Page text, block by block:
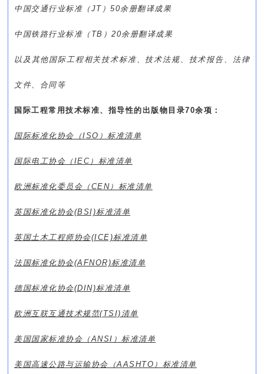
中国交通行业标准（JT）50余册翻译成果
中国铁路行业标准（TB）20余册翻译成果
以及其他国际工程相关技术标准、技术法规、技术报告、法律
文件、合同等
国际工程常用技术标准、指导性的出版物目录70余项：
国际标准化协会（ISO）标准清单
国际电工协会（IEC） 标准清单
欧洲标准化委员会（CEN） 标准清单
英国标准化协会(BSI)标准清单
英国土木工程师协会(ICE)标准清单
法国标准化协会(AFNOR)标准清单
德国标准化协会(DIN)标准清单
欧洲互联互通技术规范(TSI) 清单
美国国家标准协会（ANSI） 标准清单
美国高速公路与运输协会（AASHTO） 标准清单